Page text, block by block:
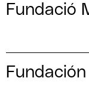
Fundació
Fundación